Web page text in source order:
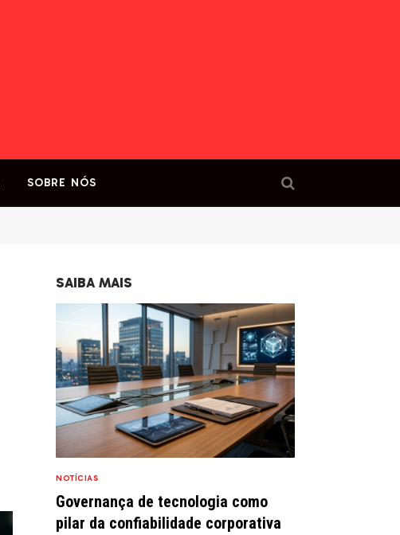
SOBRE NÓS
SAIBA MAIS
NOTÍCIAS
Governança de tecnologia como
pilar da confiabilidade corporativa